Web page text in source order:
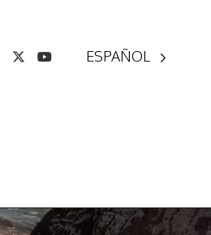
ESPAÑOL